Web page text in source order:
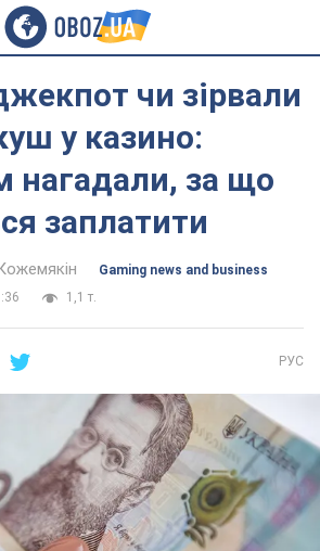
чи зірвали
у казино:
нагадали, за що
заплатити
Gaming news and business
1,1 т.
РУС